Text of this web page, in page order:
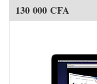
130 000 CFA